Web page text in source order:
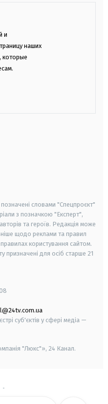
и
наших
которые
позначені словами "Спецпроєкт"
з позначкою "Експерт",
та героїв. Редакція може
щодо реклами та правил
користування сайтом.
призначені для осіб старше 21
суб'єктів у сфері медіа —
"Люкс"», 24 Канал.
-